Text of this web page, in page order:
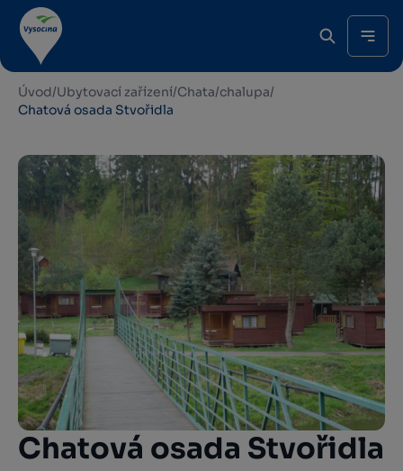
Úvod/Ubytovací zařízení/Chata/chalupa/
Chatová osada Stvořidla
Chatová osada Stvořidla